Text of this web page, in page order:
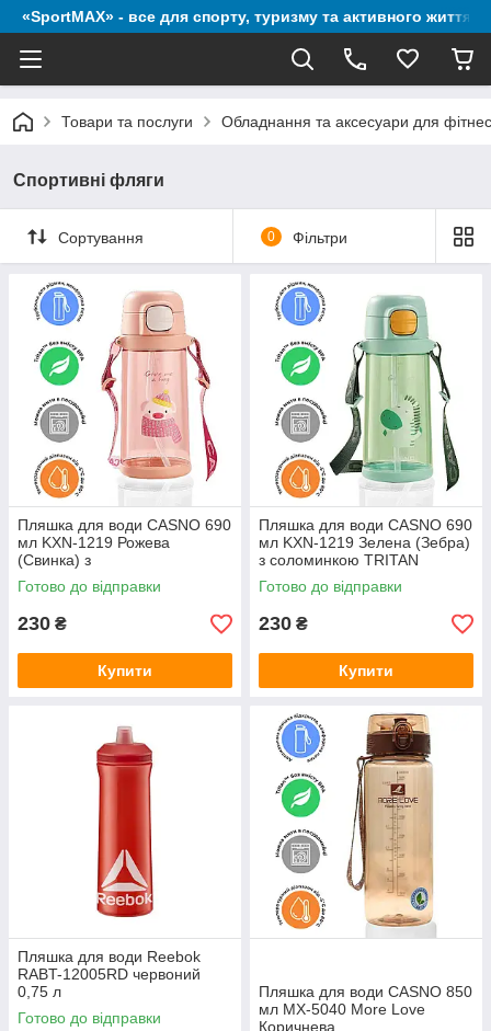
«SportMAX» - все для спорту, туризму та активного життя
Товари та послуги Обладнання та аксесуари для
Спортивні фляги
Сортування 0 Фільтри
Пляшка для води CASNO 690
мл KXN-1219 Рожева
(Свинка) з
соломинкоюTRITAN
Готово до відправки
230 ₴
Купити
Пляшка для води CASNO 690
мл KXN-1219 Зелена (Зебра)
з соломинкою TRITAN
Готово до відправки
230 ₴
Купити
Пляшка для води Reebok
RABT-12005RD червоний
0,75 л
Готово до відправки
Пляшка для води CASNO 850
мл MX-5040 More Love
Коричнева